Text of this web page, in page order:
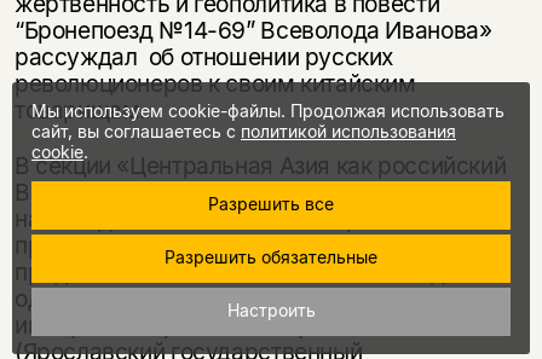
“Бронепоезд №14-69” Всеволода Иванова»
рассуждал об отношении русских
революционеров к своим китайским
товарищам.
В секции «Центральная Азия как российский
Восток» два доклада российских участников
на Западе могли бы быть восприняты как
присяга саидизму, хотя в них было
представлено многоаспектное и отнюдь не
однозначное соотношение метрополии и
имперских окраин. А.Э. Афанасьева
(Ярославский государственный
Мы используем cookie-файлы. Продолжая использовать
сайт, вы соглашаетесь с политикой использования
cookie.
Разрешить все
Разрешить обязательные
Настроить